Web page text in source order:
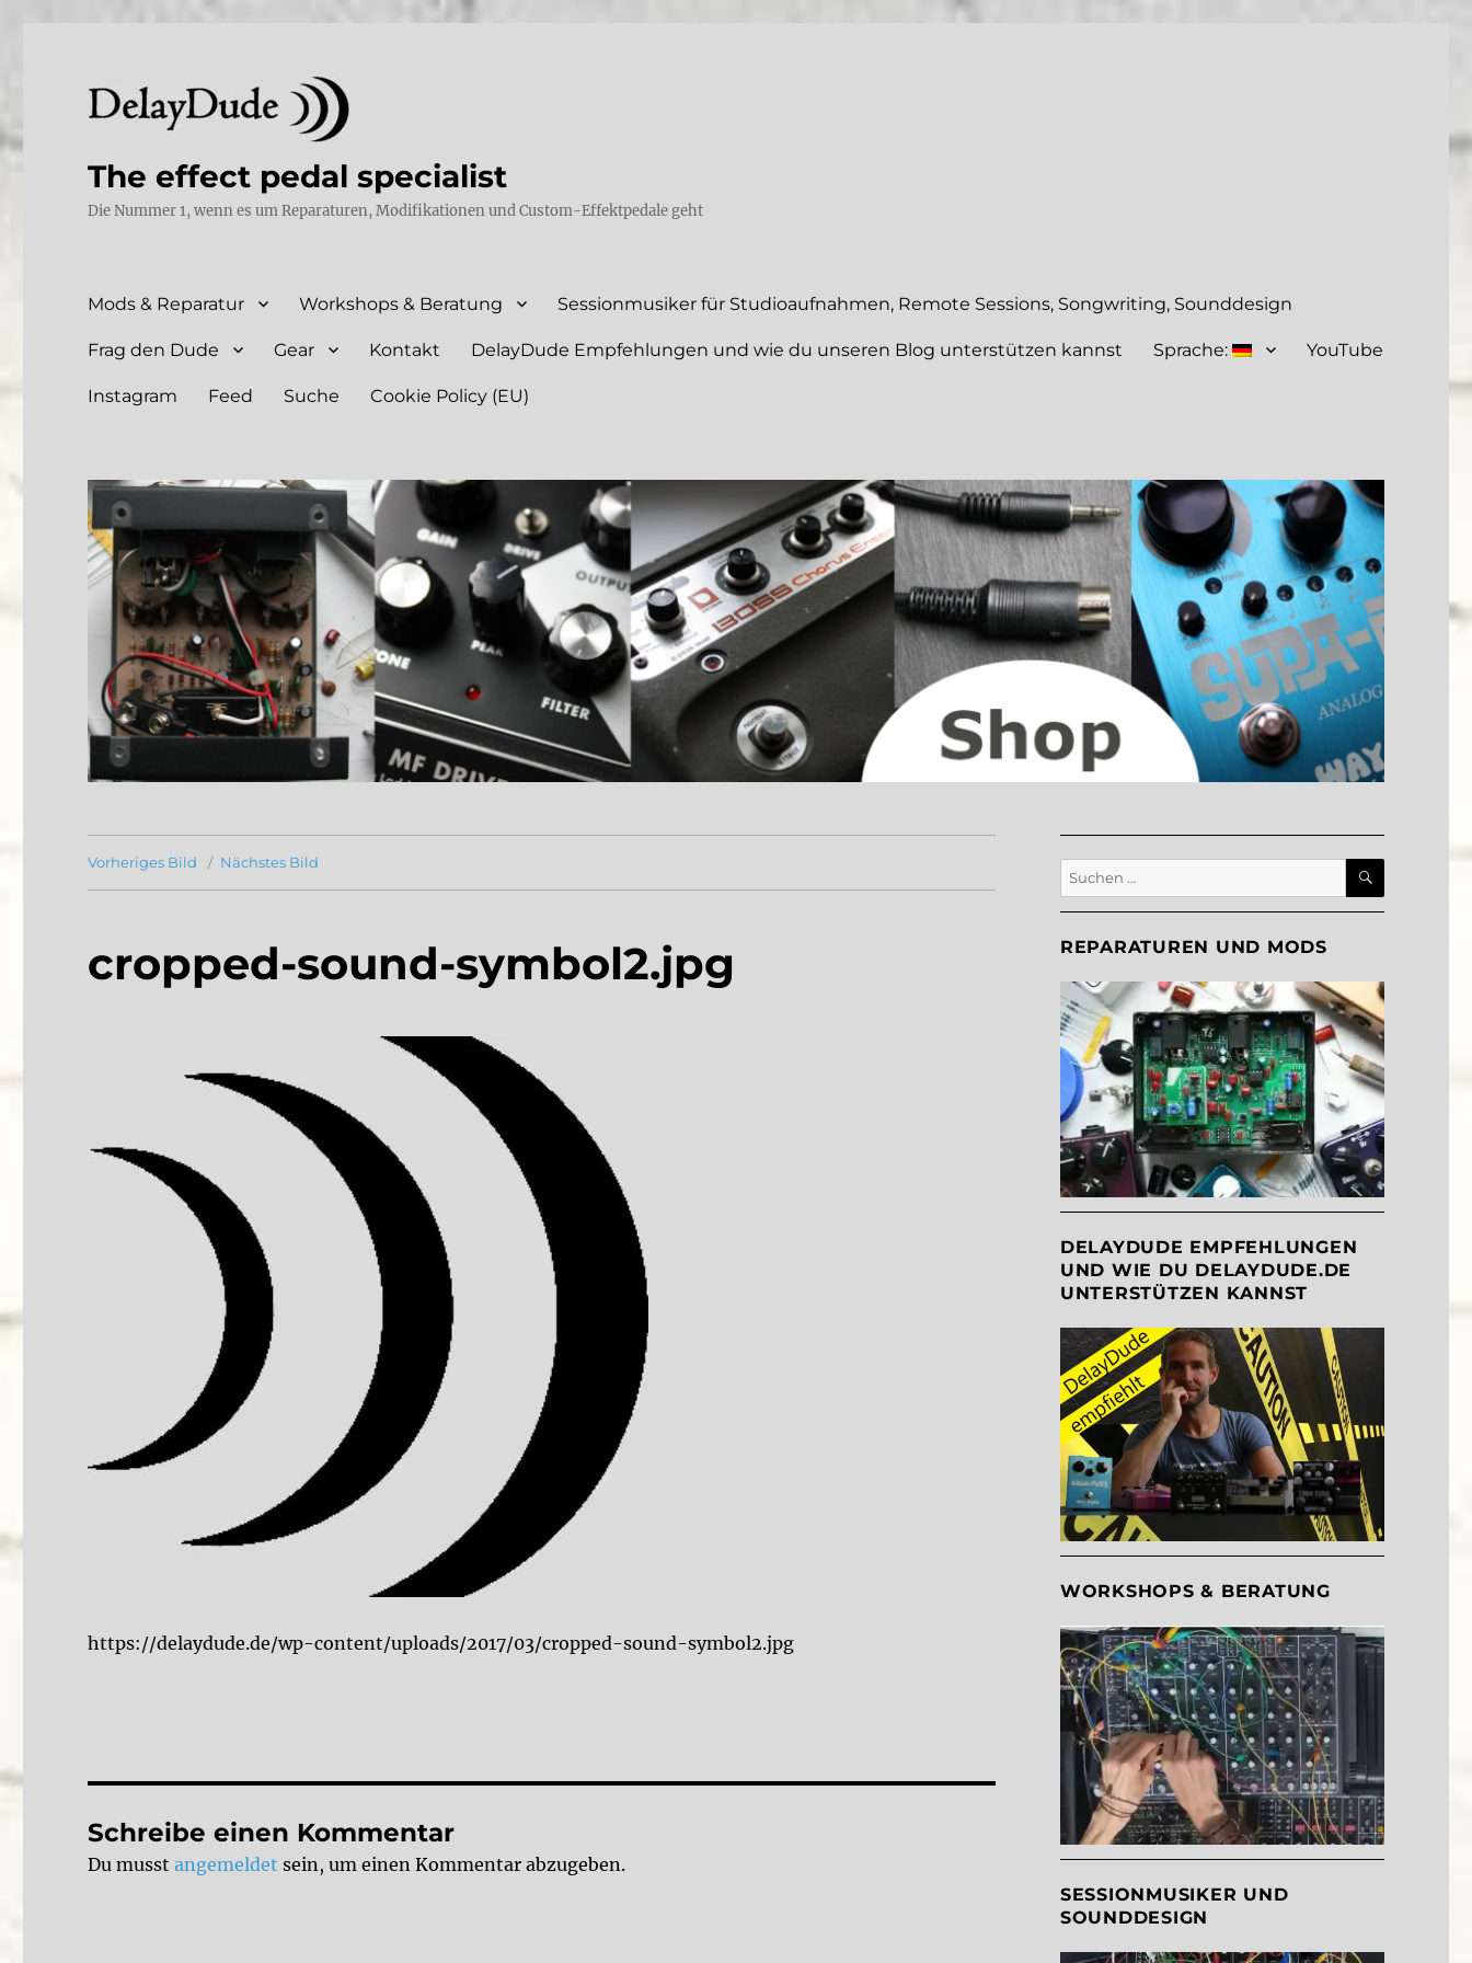
The effect pedal specialist
Die Nummer 1, wenn es um Reparaturen, Modifikationen und Custom-Effektpedale geht
Mods & Reparatur Workshops & Beratung Sessionmusiker für Studioaufnahmen, Remote Sessions, Songwriting, Sounddesign
Frag den Dude Gear Kontakt DelayDude Empfehlungen und wie du unseren Blog unterstützen kannst Sprache: YouTube
Instagram Feed Suche Cookie Policy (EU)
Vorheriges Bild Nächstes Bild
cropped-sound-symbol2.jpg
https://delaydude.de/wp-content/uploads/2017/03/cropped-sound-symbol2.jpg
Schreibe einen Kommentar
Du musstangemeldet sein, um einen Kommentar abzugeben.
Suche
nach:
SUCHEN
REPARATUREN UND MODS
DELAYDUDE EMPFEHLUNGEN
UND WIE DU DELAYDUDE.DE
UNTERSTÜTZEN KANNST
WORKSHOPS & BERATUNG
SESSIONMUSIKER UND
SOUNDDESIGN